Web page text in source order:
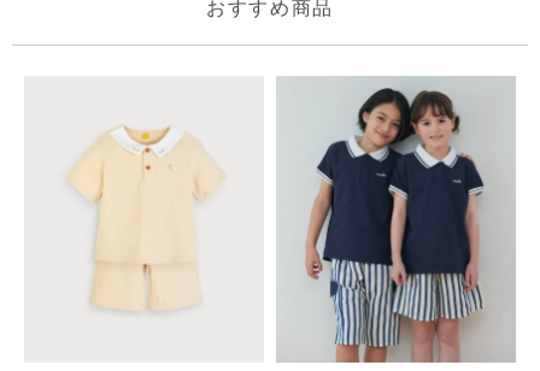
おすすめ商品